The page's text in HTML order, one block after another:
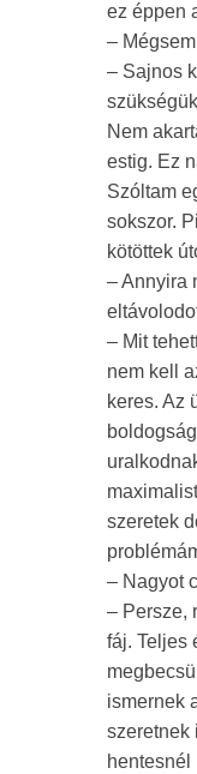
ez éppen
–
– Sajnos
Nem
estig. Ez
Szóltam
sokszor.
kötöttek
– Annyira
– Mit
nem kell
keres. Az
szeretek
– Nagyot
– Persze,
fáj. Teljes
ismernek
szeretnek
hentesnél